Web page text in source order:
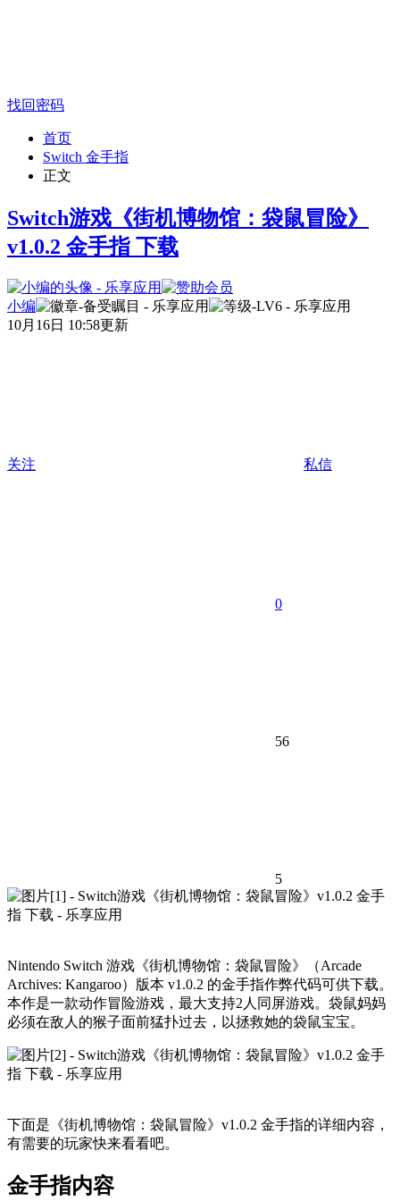
找回密码
首页
Switch 金手指
正文
Switch游戏《街机博物馆：袋鼠冒险》
v1.0.2 金手指 下载
小编
10月16日 10:58更新
关注 私信
0
56
5
Nintendo Switch 游戏《街机博物馆：袋鼠冒险》（Arcade
Archives: Kangaroo）版本 v1.0.2 的金手指作弊代码可供下载。
本作是一款动作冒险游戏，最大支持2人同屏游戏。袋鼠妈妈
必须在敌人的猴子面前猛扑过去，以拯救她的袋鼠宝宝。
下面是《街机博物馆：袋鼠冒险》v1.0.2 金手指的详细内容，
有需要的玩家快来看看吧。
金手指内容